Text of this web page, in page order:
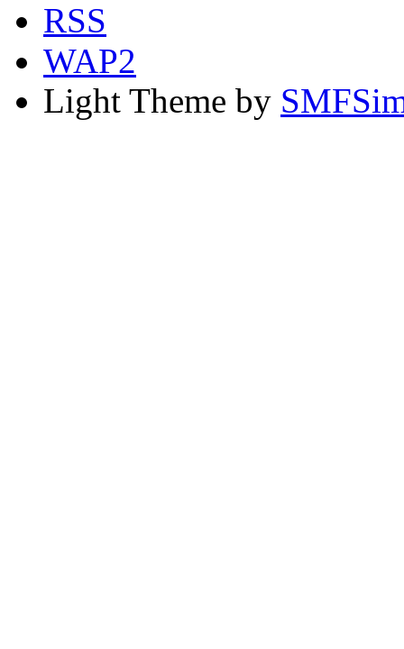
RSS
WAP2
Light Theme by